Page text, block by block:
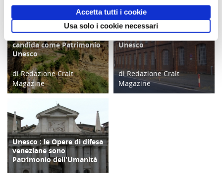
Accetta tutti i cookie
Usa solo i cookie necessari
Civita Bagnoregio si
candida come Patrimonio
Unesco
di Redazione Cralt
Magazine
Ivrea diventa patrimonio
Unesco
di Redazione Cralt
Magazine
TERRITORIO
Unesco : le Opere di difesa
veneziane sono
Patrimonio dell'Umanità